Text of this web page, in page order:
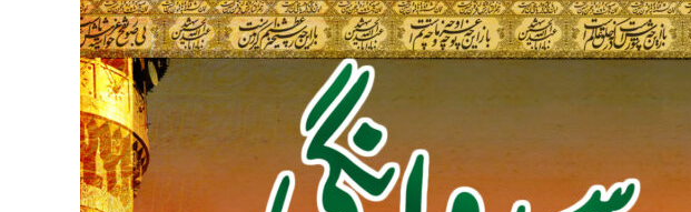
se
Rawanagi
aur
2
Muharram